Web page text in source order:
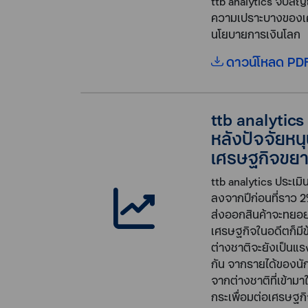
ความเปราะบางขอ
นโยบายการเงินโลก
ดาวน์โหลด
ttb analytics
หลังปัจจัยห
เศรษฐกิจขย
ttb analytics ประเมิ
ลงจากปีก่อนที่ราว
ส่งออกสินค้าจะทย
เศรษฐกิจในอดีตก็มี
ต่างชาติจะยังเป็นแ
กัน จากรายได้ของ
จากต่างชาติที่เข้าม
กระเพื่อมต่อเศรษฐ